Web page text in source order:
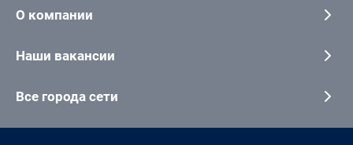
О компании
Наши вакансии
Все города сети